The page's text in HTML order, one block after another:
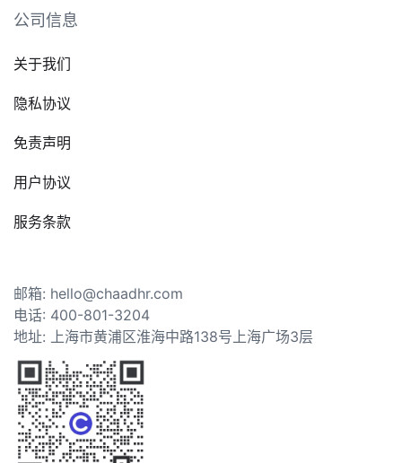
公司信息
关于我们
隐私协议
免责声明
用户协议
服务条款
邮箱: hello@chaadhr.com
电话: 400-801-3204
地址: 上海市黄浦区淮海中路138号上海广场3层